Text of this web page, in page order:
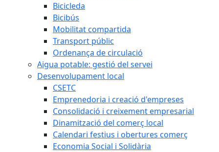
Bicicleda
Bicibús
Mobilitat compartida
Transport públic
Ordenança de circulació
Aigua potable: gestió del servei
Desenvolupament local
CSETC
Emprenedoria i creació d'empreses
Consolidació i creixement empresarial
Dinamització del comerç local
Calendari festius i obertures comerç
Economia Social i Solidària